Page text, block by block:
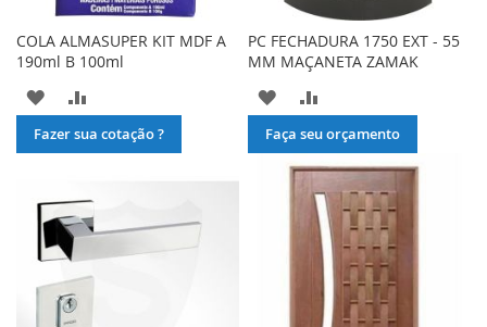
COLA ALMASUPER KIT MDF A
190ml B 100ml
ADICIONAR
À
DE
DESEJOS
PARA
Fazer sua cotação ?
PC FECHADURA 1750 EXT - 55
MM MAÇANETA ZAMAK
ADICIONAR
À
LISTA
DESEJOS
PARA
COMPARAR
Faça seu orçamento